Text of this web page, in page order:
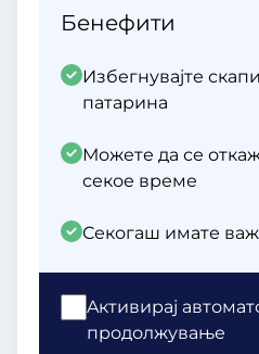
Бенефити
Избегнувајте
патарина
Можете да се
секое време
Секогаш имате
Aктивирај
продолжување